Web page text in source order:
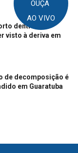
OUÇA
AO VIVO
dentro de
visto à deriva em
de decomposição é
em Guaratuba